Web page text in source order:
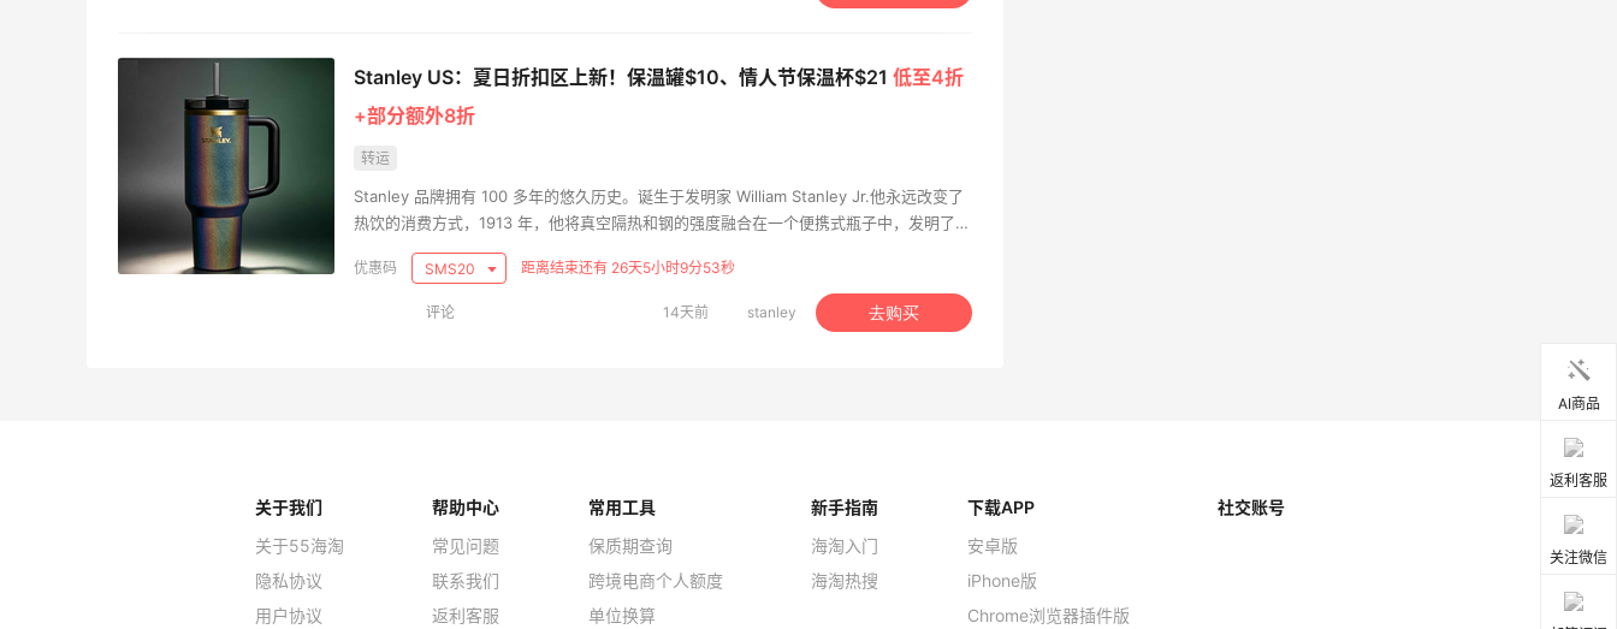
Stanley US：夏日折扣区上新！保温罐$10、情人节保温杯$21 低至4折
+部分额外8折
转运
Stanley 品牌拥有 100 多年的悠久历史。诞生于发明家 William Stanley Jr.他永远改变了
热饮的消费方式，1913 年，他将真空隔热和钢的强度融合在一个便携式瓶子中，发明了我
们今天所熟知和喜爱的全钢真空瓶。在此后的一个世纪里，他的真空瓶从概念演变为标
志，并已成为工作日、公路旅行和户外探险的重要组成部分。
SMS20 距离结束还有 26天5小时9分53秒
评论 14天前 stanley 去购买
AI商品
返利客服
关注微信
关于我们
关于55海淘
隐私协议
用户协议
帮助中心
常见问题
联系我们
返利客服
常用工具
保质期查询
跨境电商个人额度
单位换算
新手指南
海淘入门
海淘热搜
下载APP
安卓版
iPhone版
Chrome浏览器插件版
社交账号